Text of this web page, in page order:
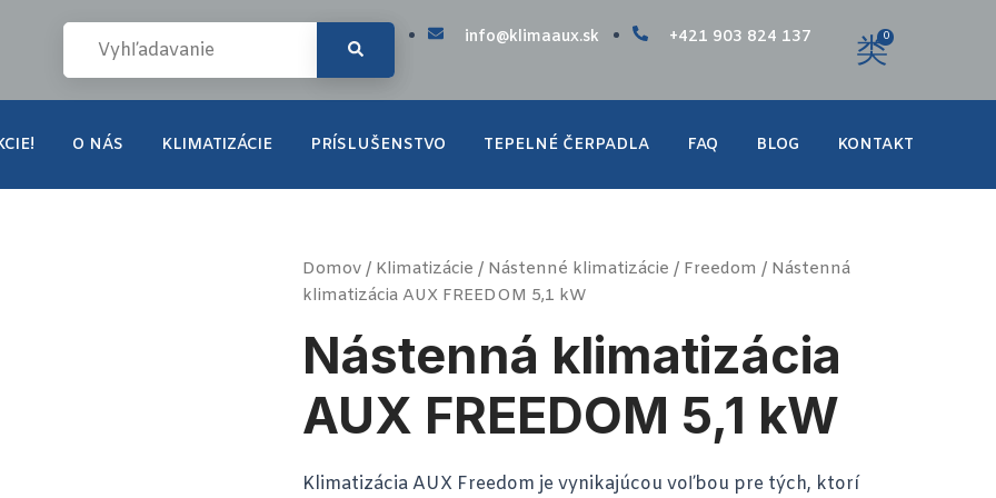
info@klimaaux.sk +421 903 824 137 0
O NÁS KLIMATIZÁCIE PRÍSLUŠENSTVO TEPELNÉ ČERPADLA FAQ BLOG KONTAKT
Domov / Klimatizácie / Nástenné klimatizácie / Freedom / Nástenná
klimatizácia AUX FREEDOM 5,1 kW
Nástenná klimatizácia
AUX FREEDOM 5,1 kW
Klimatizácia AUX Freedom je vynikajúcou voľbou pre tých, ktorí
množstvo
Nástenná
klimatizácia
FREEDOM
5,1
kW